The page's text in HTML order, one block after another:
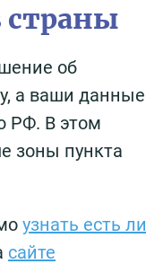
страны
об
а ваши данные
РФ. В этом
зоны пункта
узнать есть ли
сайте